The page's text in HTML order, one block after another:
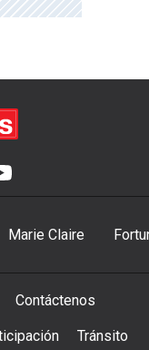
Marie Claire
Contáctenos
Tránsito